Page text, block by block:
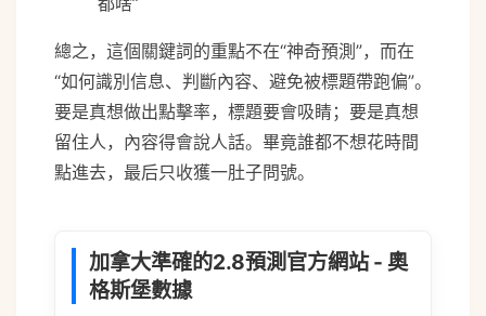
總之，這個關鍵詞的重點不在“神奇預測”，而在
“如何識別信息、判斷內容、避免被標題帶跑偏”。
要是真想做出點擊率，標題要會吸睛；要是真想
留住人，內容得會說人話。畢竟誰都不想花時間
點進去，最后只收獲一肚子問號。
monitor
加拿大準確的2.8預測官方網站 - 奧
格斯堡數據